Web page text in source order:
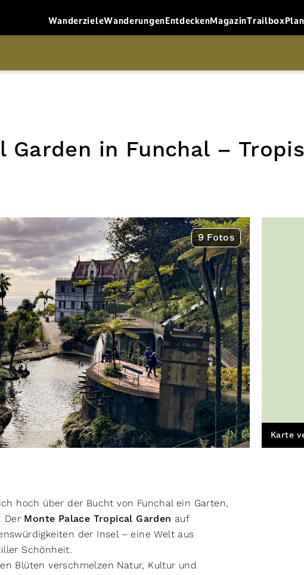
WanderzieleWanderungenEntdeckenMagazinTrailbox
Garden in Funchal –
9 Fotos
hoch über der Bucht von Funchal ein Garten,
Der Monte Palace Tropical Garden auf
der Insel – eine Welt aus
Schönheit.
Blüten verschmelzen Natur, Kultur und
Karte